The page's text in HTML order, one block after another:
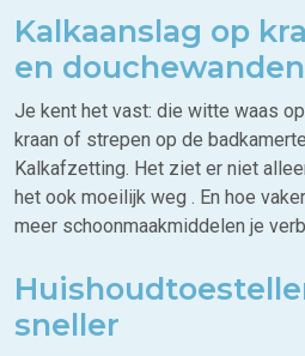
Kalkaanslag op
en douchewanden
Je kent het vast: die witte waas
kraan of strepen op de
Kalkafzetting. Het ziet er niet
het ook moeilijk weg . En hoe
meer schoonmaakmiddelen je
sneller